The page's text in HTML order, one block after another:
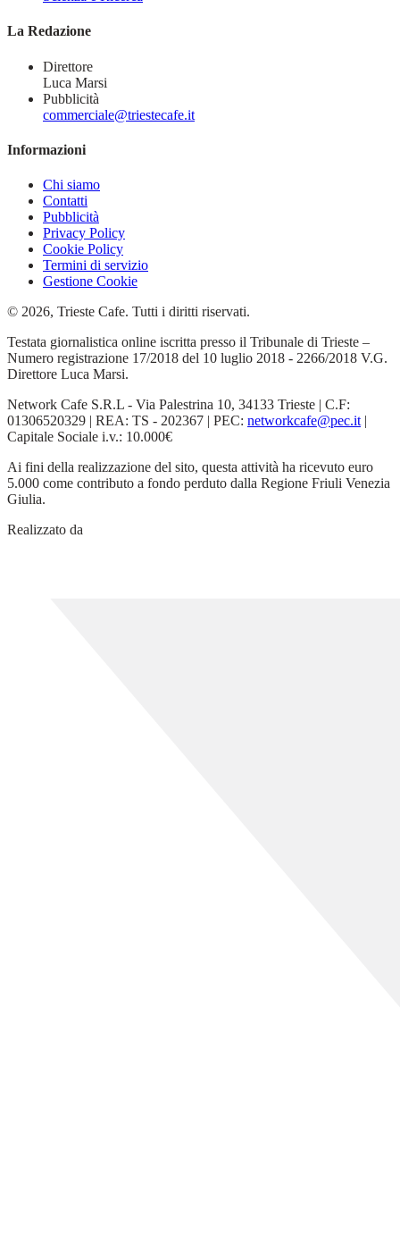
La Redazione
Direttore
Luca Marsi
Pubblicità
commerciale@triestecafe.it
Informazioni
Chi siamo
Contatti
Pubblicità
Privacy Policy
Cookie Policy
Termini di servizio
Gestione Cookie
© 2026, Trieste Cafe. Tutti i diritti riservati.
Testata giornalistica online iscritta presso il Tribunale di Trieste –
Numero registrazione 17/2018 del 10 luglio 2018 - 2266/2018 V.G.
Direttore Luca Marsi.
Network Cafe S.R.L - Via Palestrina 10, 34133 Trieste | C.F:
01306520329 | REA: TS - 202367 | PEC: networkcafe@pec.it |
Capitale Sociale i.v.: 10.000€
Ai fini della realizzazione del sito, questa attività ha ricevuto euro
5.000 come contributo a fondo perduto dalla Regione Friuli Venezia
Giulia.
Realizzato da